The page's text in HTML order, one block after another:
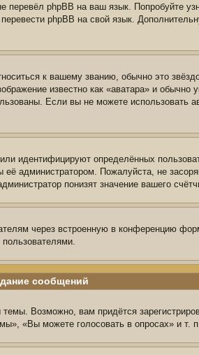
phpBB на ваш язык. Попробуйте
phpBB на свой язык.
к вашему званию, обычно это
известно как «аватара» и обычно
Если вы не можете использовать
идентифицируют определённых
администратором. Пожалуйста, не
понизят значение вашего
через встроенную в конференцию
сообщений
Возможно, вам придётся
«Вы можете голосовать в опросах» и т.